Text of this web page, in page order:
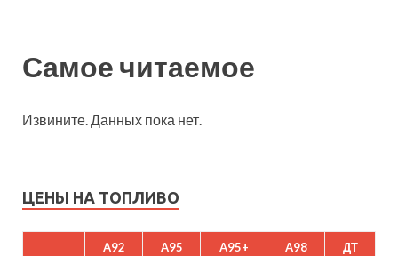
Самое читаемое
Извините. Данных пока нет.
ЦЕНЫ НА ТОПЛИВО
A92 A95 A95+ A98 ДТ